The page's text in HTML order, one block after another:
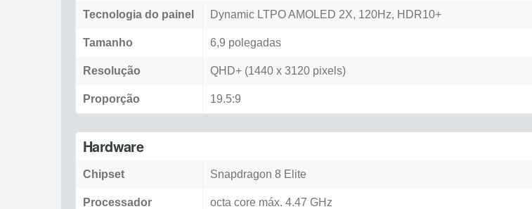
Tecnologia do painel Dynamic LTPO AMOLED 2X, 120Hz, HDR10+
Tamanho 6,9 polegadas
Resolução QHD+ (1440 x 3120 pixels)
Proporção 19.5:9
Hardware
Chipset Snapdragon 8 Elite
Processador octa core máx. 4.47 GHz